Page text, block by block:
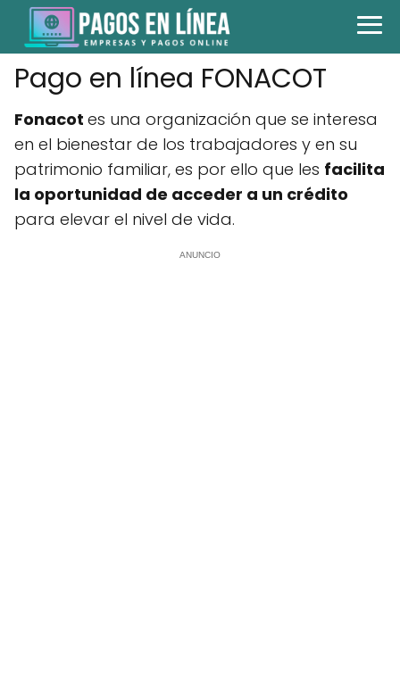
Pago en línea FONACOT
Fonacot es una organización que se interesa
en el bienestar de los trabajadores y en su
patrimonio familiar, es por ello que les facilita
la oportunidad de acceder a un crédito
para elevar el nivel de vida.
ANUNCIO